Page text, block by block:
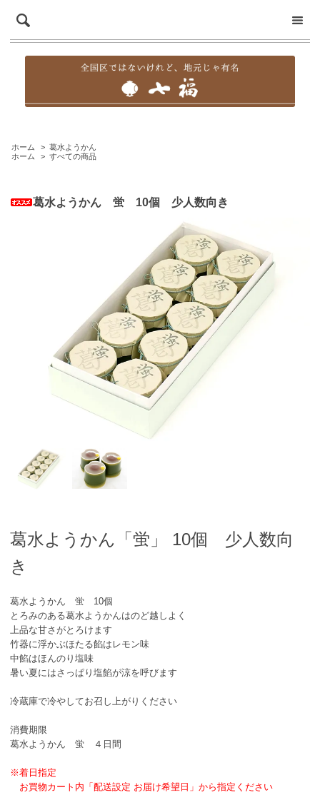
ホーム > 葛水ようかん
ホーム
> すべての商品
葛水ようかん 蛍 10個 少人数向き
葛水ようかん「蛍」 10個 少人数向
き
葛水ようかん 蛍 10個
とろみのある葛水ようかんはのど越しよく
上品な甘さがとろけます
竹器に浮かぶほたる餡はレモン味
中餡はほんのり塩味
暑い夏にはさっぱり塩餡が涼を呼びます
冷蔵庫で冷やしてお召し上がりください
消費期限
葛水ようかん 蛍 ４日間
※着日指定
お買物カート内「配送設定 お届け希望日」から指定ください